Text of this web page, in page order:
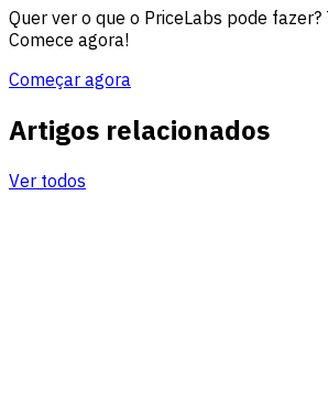
Quer ver o que o PriceLabs pode fazer?
Comece agora!
Começar agora
Artigos relacionados
Ver todos